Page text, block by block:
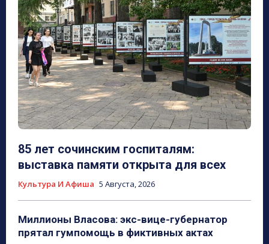
85 лет сочинским госпиталям:
выставка памяти открыта для всех
Культура И Афиша 5 Августа, 2026
Миллионы Власова: экс-вице-губернатор
прятал гумпомощь в фиктивных актах